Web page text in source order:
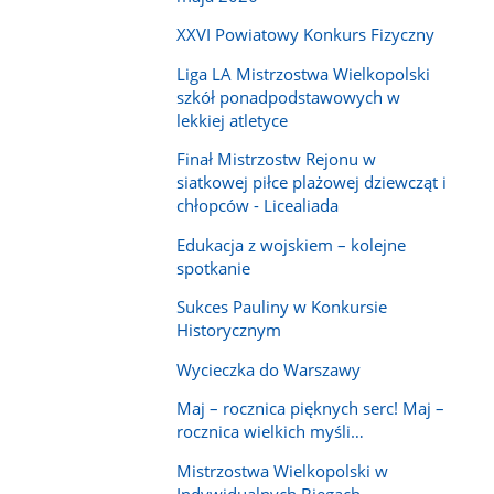
XXVI Powiatowy Konkurs Fizyczny
Liga LA Mistrzostwa Wielkopolski
szkół ponadpodstawowych w
lekkiej atletyce
Finał Mistrzostw Rejonu w
siatkowej piłce plażowej dziewcząt i
chłopców - Licealiada
Edukacja z wojskiem – kolejne
spotkanie
Sukces Pauliny w Konkursie
Historycznym
Wycieczka do Warszawy
Maj – rocznica pięknych serc! Maj –
rocznica wielkich myśli…
Mistrzostwa Wielkopolski w